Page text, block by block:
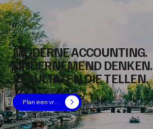
MODERNE ACCOUNTING.
ONDERNEMEND DENKEN.
RESULTATEN DIE TELLEN.
Plan een vrijblijvend gesprek